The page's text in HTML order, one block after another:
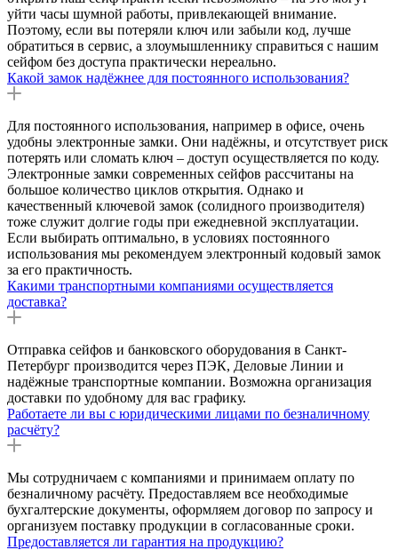
уйти часы шумной работы, привлекающей внимание.
Поэтому, если вы потеряли ключ или забыли код, лучше
обратиться в сервис, а злоумышленнику справиться с нашим
сейфом без доступа практически нереально.
Какой замок надёжнее для постоянного использования?
Для постоянного использования, например в офисе, очень
удобны электронные замки. Они надёжны, и отсутствует риск
потерять или сломать ключ – доступ осуществляется по коду.
Электронные замки современных сейфов рассчитаны на
большое количество циклов открытия. Однако и
качественный ключевой замок (солидного производителя)
тоже служит долгие годы при ежедневной эксплуатации.
Если выбирать оптимально, в условиях постоянного
использования мы рекомендуем электронный кодовый замок
за его практичность.
Какими транспортными компаниями осуществляется
доставка?
Отправка сейфов и банковского оборудования в Санкт-
Петербург производится через ПЭК, Деловые Линии и
надёжные транспортные компании. Возможна организация
доставки по удобному для вас графику.
Работаете ли вы с юридическими лицами по безналичному
расчёту?
Мы сотрудничаем с компаниями и принимаем оплату по
безналичному расчёту. Предоставляем все необходимые
бухгалтерские документы, оформляем договор по запросу и
организуем поставку продукции в согласованные сроки.
Предоставляется ли гарантия на продукцию?